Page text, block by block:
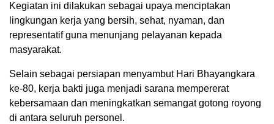
Kegiatan ini dilakukan sebagai upaya menciptakan
lingkungan kerja yang bersih, sehat, nyaman, dan
representatif guna menunjang pelayanan kepada
masyarakat.
Selain sebagai persiapan menyambut Hari Bhayangkara
ke-80, kerja bakti juga menjadi sarana mempererat
kebersamaan dan meningkatkan semangat gotong royong
di antara seluruh personel.